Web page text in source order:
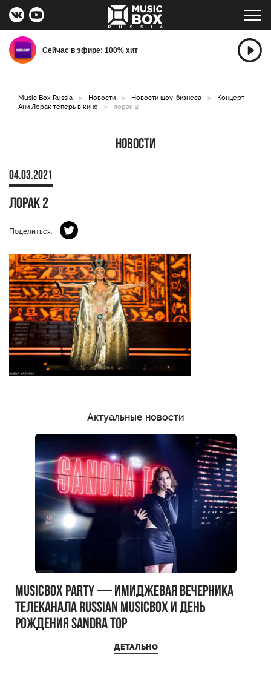
Сейчас в эфире: 100% хит
Music Box Russia > Новости > Новости шоу-бизнеса >
Концерт
Ани Лорак теперь в кино
> лорак 2
Новости
04.03.2021
лорак 2
Поделиться:
Актуальные новости
MUSICBOX PARTY — имиджевая вечерника
телеканала RUSSIAN MUSICBOX и день
рождения Sandra Top
ДЕТАЛЬНО